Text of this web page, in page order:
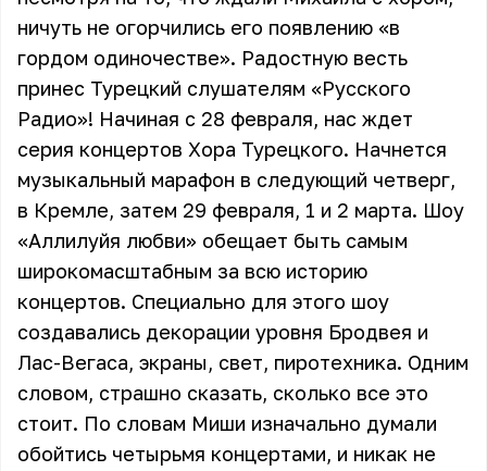
ничуть не огорчились его появлению «в
гордом одиночестве». Радостную весть
принес Турецкий слушателям «Русского
Радио»! Начиная с 28 февраля, нас ждет
серия концертов Хора Турецкого. Начнется
музыкальный марафон в следующий четверг,
в Кремле, затем 29 февраля, 1 и 2 марта. Шоу
«Аллилуйя любви» обещает быть самым
широкомасштабным за всю историю
концертов. Специально для этого шоу
создавались декорации уровня Бродвея и
Лас-Вегаса, экраны, свет, пиротехника. Одним
словом, страшно сказать, сколько все это
стоит. По словам Миши изначально думали
обойтись четырьмя концертами, и никак не